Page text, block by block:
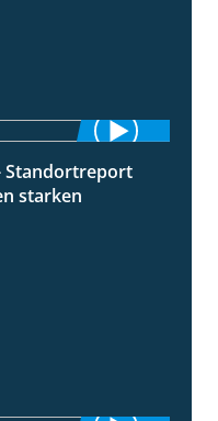
9:11
Standortreport
starken